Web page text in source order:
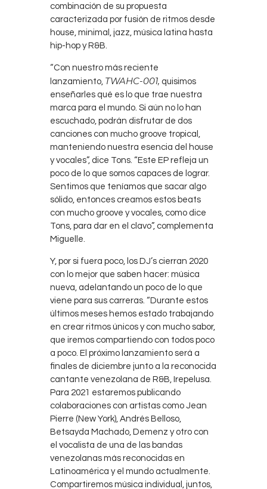
combinación de su propuesta
caracterizada por fusión de ritmos desde
house, minimal, jazz, música latina hasta
hip-hop y R&B.
“Con nuestro más reciente
lanzamiento, TWAHC-001, quisimos
enseñarles qué es lo que trae nuestra
marca para el mundo. Si aún no lo han
escuchado, podrán disfrutar de dos
canciones con mucho groove tropical,
manteniendo nuestra esencia del house
y vocales”, dice Tons. “Este EP refleja un
poco de lo que somos capaces de lograr.
Sentimos que teníamos que sacar algo
sólido, entonces creamos estos beats
con mucho groove y vocales, como dice
Tons, para dar en el clavo”, complementa
Miguelle.
Y, por si fuera poco, los DJ’s cierran 2020
con lo mejor que saben hacer: música
nueva, adelantando un poco de lo que
viene para sus carreras. “Durante estos
últimos meses hemos estado trabajando
en crear ritmos únicos y con mucho sabor,
que iremos compartiendo con todos poco
a poco. El próximo lanzamiento será a
finales de diciembre junto a la reconocida
cantante venezolana de R&B, Irepelusa.
Para 2021 estaremos publicando
colaboraciones con artistas como Jean
Pierre (New York), Andrés Belloso,
Betsayda Machado, Demenz y otro con
el vocalista de una de las bandas
venezolanas más reconocidas en
Latinoamérica y el mundo actualmente.
Compartiremos música individual, juntos,